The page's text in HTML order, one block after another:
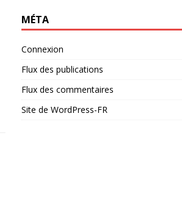
MÉTA
Connexion
Flux des publications
Flux des commentaires
Site de WordPress-FR